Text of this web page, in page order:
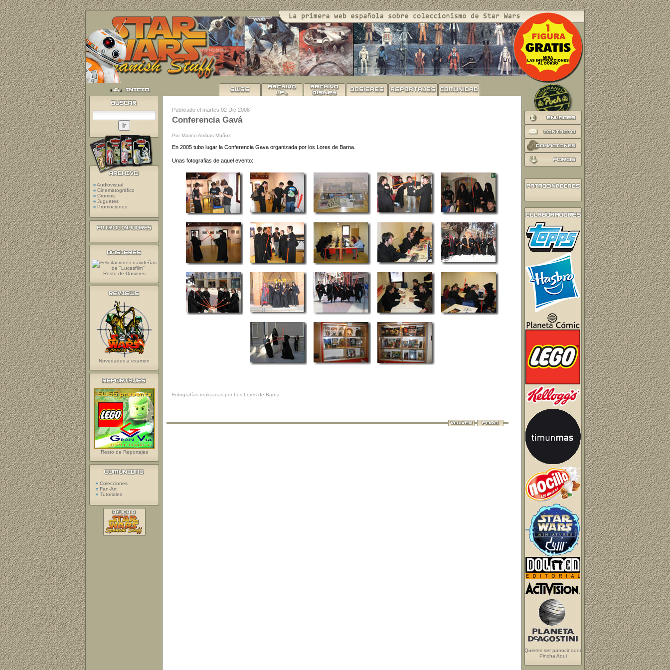
Publicado el martes 02 Dic 2008
Conferencia Gavá
Por Marino Arribas Muñoz
En 2005 tubo lugar la Conferencia Gava organizada por los Lores de Barna.
Unas fotografias de aquel evento:
Fotografías realizadas por Los Lores de Barna
Quieres ser patrocinador
Pincha Aqui
Audiovisual
Cinematográfico
Cromos
Juguetes
Promociones
Resto de Dosieres
Novedades a examen
Resto de Reportajes
Colecciones
Fan-Art
Tutoriales